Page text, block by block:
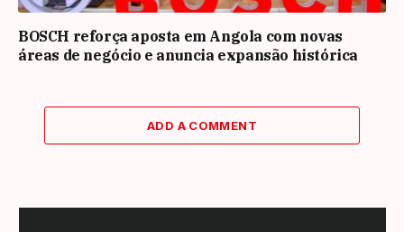
BOSCH reforça aposta em Angola com novas
áreas de negócio e anuncia expansão histórica
ADD A COMMENT